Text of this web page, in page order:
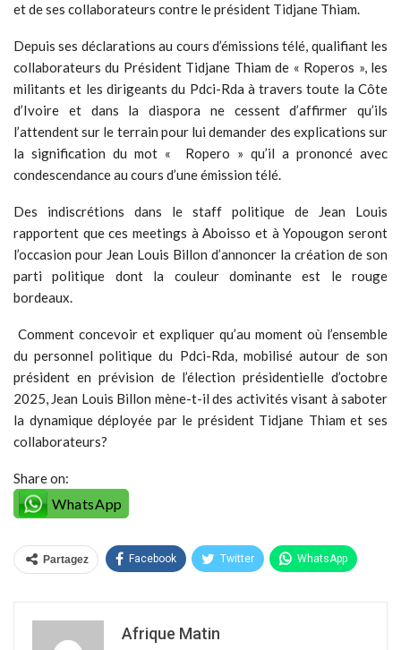
et de ses collaborateurs contre le président Tidjane Thiam.
Depuis ses déclarations au cours d’émissions télé, qualifiant les
collaborateurs du Président Tidjane Thiam de « Roperos », les
militants et les dirigeants du Pdci-Rda à travers toute la Côte
d’Ivoire et dans la diaspora ne cessent d’affirmer qu’ils
l’attendent sur le terrain pour lui demander des explications sur
la signification du mot « Ropero » qu’il a prononcé avec
condescendance au cours d’une émission télé.
Des indiscrétions dans le staff politique de Jean Louis
rapportent que ces meetings à Aboisso et à Yopougon seront
l’occasion pour Jean Louis Billon d’annoncer la création de son
parti politique dont la couleur dominante est le rouge
bordeaux.
Comment concevoir et expliquer qu’au moment où l’ensemble
du personnel politique du Pdci-Rda, mobilisé autour de son
président en prévision de l’élection présidentielle d’octobre
2025, Jean Louis Billon mène-t-il des activités visant à saboter
la dynamique déployée par le président Tidjane Thiam et ses
collaborateurs?
Share on:
WhatsApp
Partagez Facebook Twitter WhatsApp
Afrique Matin